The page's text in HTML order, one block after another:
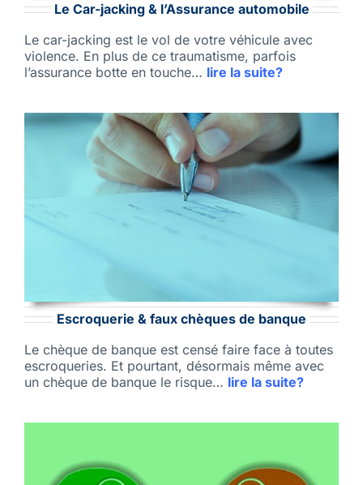
Le Car-jacking & l’Assurance automobile
Le car-jacking est le vol de votre véhicule avec
violence. En plus de ce traumatisme, parfois
l’assurance botte en touche… lire la suite?
Escroquerie & faux chèques de banque
Le chèque de banque est censé faire face à toutes
escroqueries. Et pourtant, désormais même avec
un chèque de banque le risque… lire la suite?